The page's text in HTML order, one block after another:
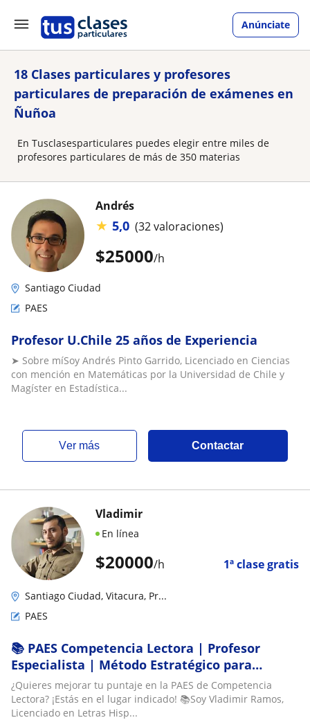
Anúnciate
18 Clases particulares y profesores
particulares de preparación de exámenes en
Ñuñoa
En Tusclasesparticulares puedes elegir entre miles de
profesores particulares de más de 350 materias
$25000/h
Andrés
★ 5,0 (32 valoraciones)
Santiago Ciudad
PAES
Profesor U.Chile 25 años de Experiencia
➤ Sobre míSoy Andrés Pinto Garrido, Licenciado en Ciencias
con mención en Matemáticas por la Universidad de Chile y
Magíster en Estadística...
ver más Contactar
$20000/h 1ª clase gratis
Vladimir
En línea
Santiago Ciudad, Vitacura, Pr...
PAES
📚 PAES Competencia Lectora | Profesor
Especialista | Método Estratégico para
Maximizar tu Puntaje
¿Quieres mejorar tu puntaje en la PAES de Competencia
Lectora? ¡Estás en el lugar indicado! 📚Soy Vladimir Ramos,
Licenciado en Letras Hisp...